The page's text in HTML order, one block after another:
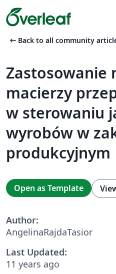
arrow_left_alt Back to all community
Zastosowanie
macierzy
w sterowaniu
wyrobów w
produkcyjnym
Open as Template
Author:
AngelinaRajdaTasior
Last Updated:
11 years ago